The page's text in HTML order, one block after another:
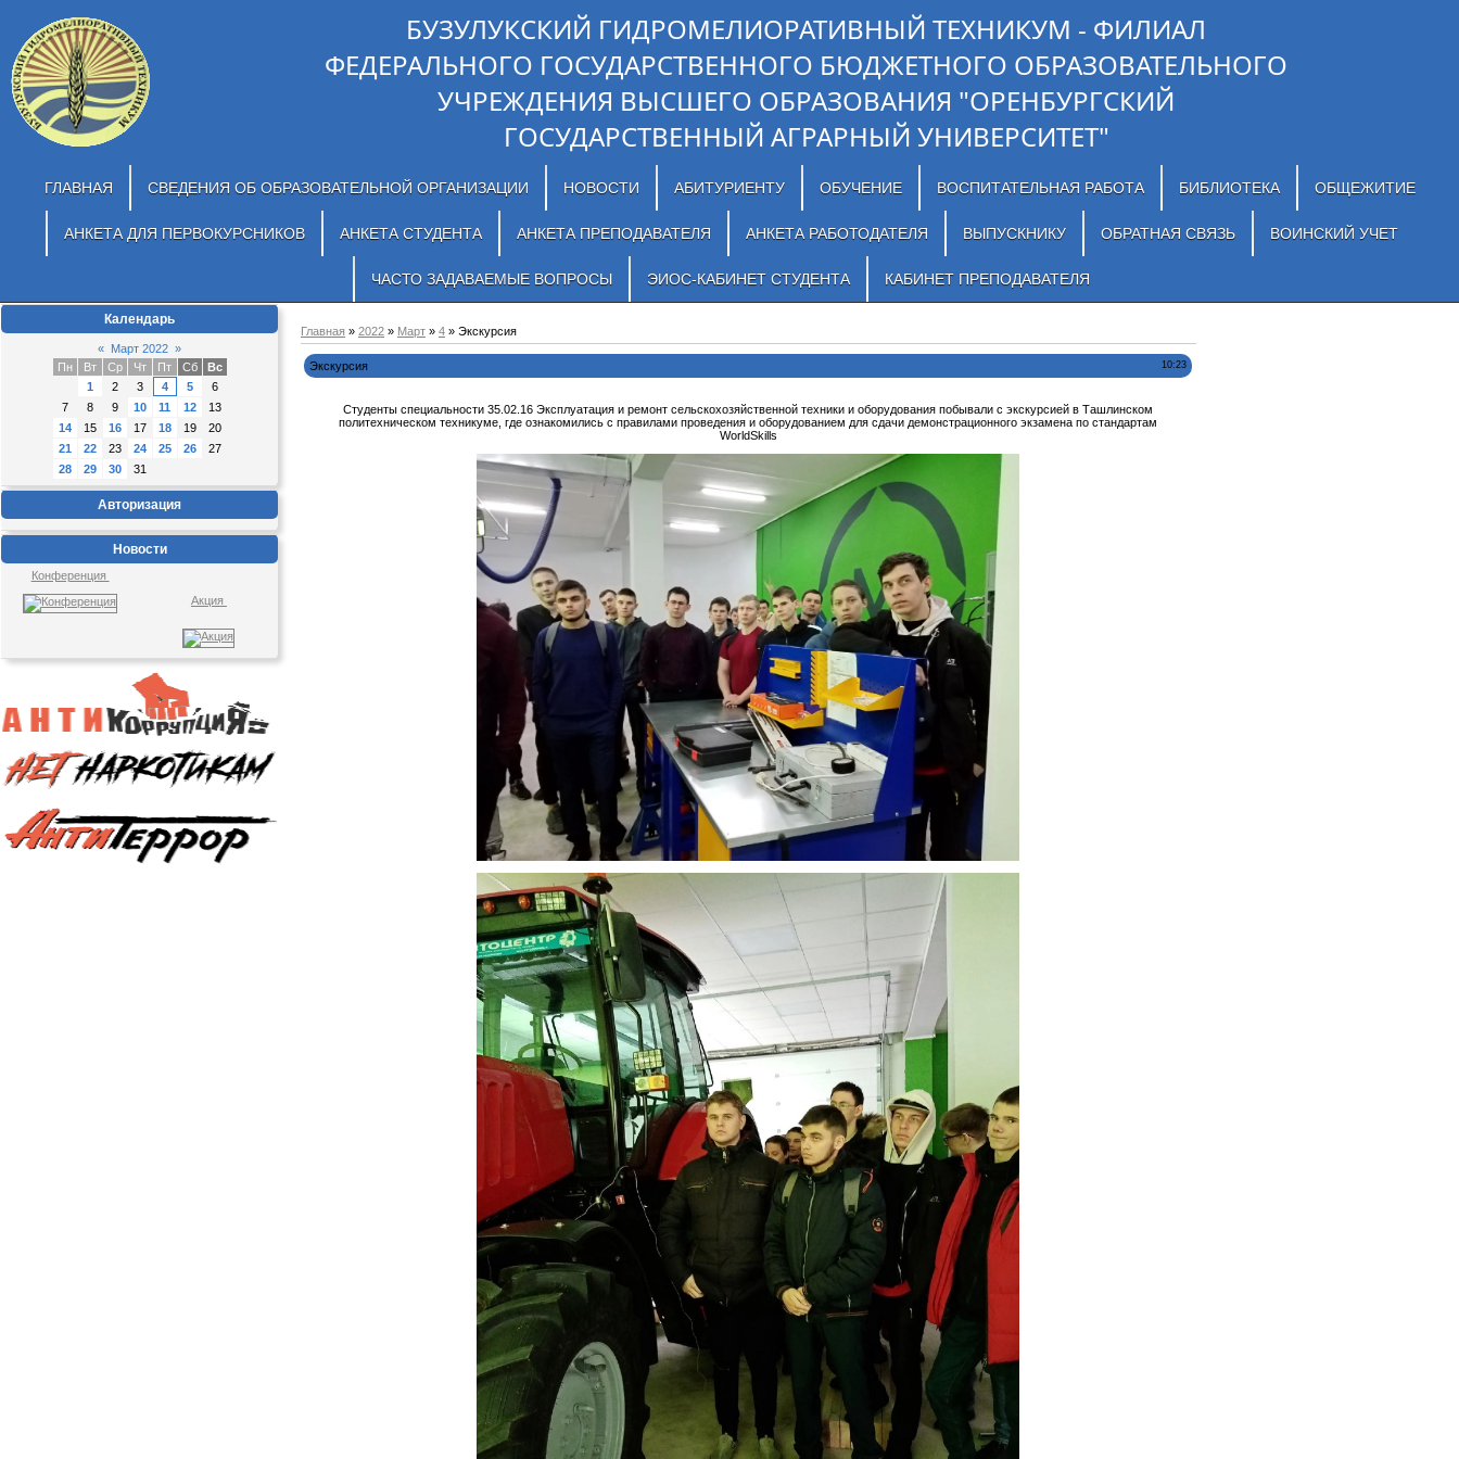
БУЗУЛУКСКИЙ ГИДРОМЕЛИОРАТИВНЫЙ ТЕХНИКУМ - ФИЛИАЛ
ФЕДЕРАЛЬНОГО ГОСУДАРСТВЕННОГО БЮДЖЕТНОГО ОБРАЗОВАТЕЛЬНОГО
УЧРЕЖДЕНИЯ ВЫСШЕГО ОБРАЗОВАНИЯ "ОРЕНБУРГСКИЙ
ГОСУДАРСТВЕННЫЙ АГРАРНЫЙ УНИВЕРСИТЕТ"
ГЛАВНАЯ СВЕДЕНИЯ ОБ ОБРАЗОВАТЕЛЬНОЙ ОРГАНИЗАЦИИ НОВОСТИ АБИТУРИЕНТУ ОБУЧЕНИЕ ВОСПИТАТЕЛЬНАЯ РАБОТА БИБЛИОТЕКА ОБЩЕЖИТИЕ
АНКЕТА ДЛЯ ПЕРВОКУРСНИКОВ АНКЕТА СТУДЕНТА АНКЕТА ПРЕПОДАВАТЕЛЯ АНКЕТА РАБОТОДАТЕЛЯ ВЫПУСКНИКУ ОБРАТНАЯ СВЯЗЬ ВОИНСКИЙ УЧЕТ
ЧАСТО ЗАДАВАЕМЫЕ ВОПРОСЫ ЭИОС-КАБИНЕТ СТУДЕНТА КАБИНЕТ ПРЕПОДАВАТЕЛЯ
Календарь
« Март 2022 »
Пн
Вт Ср Чт Пт Сб
Вс
1
2 3 4 5
6
7
8 9 10 11 12
13
14
15 16 17 18 19
20
21
22 23 24 25 26
27
28
29 30 31
Авторизация
Новости
Конференция
Акция
Главная » 2022 » Март » 4 » Экскурсия
10:23
Экскурсия
Студенты специальности 35.02.16 Эксплуатация и ремонт сельскохозяйственной техники и оборудования побывали с экскурсией в Ташлинском
политехническом техникуме, где ознакомились с правилами проведения и оборудованием для сдачи демонстрационного экзамена по стандартам
WorldSkills